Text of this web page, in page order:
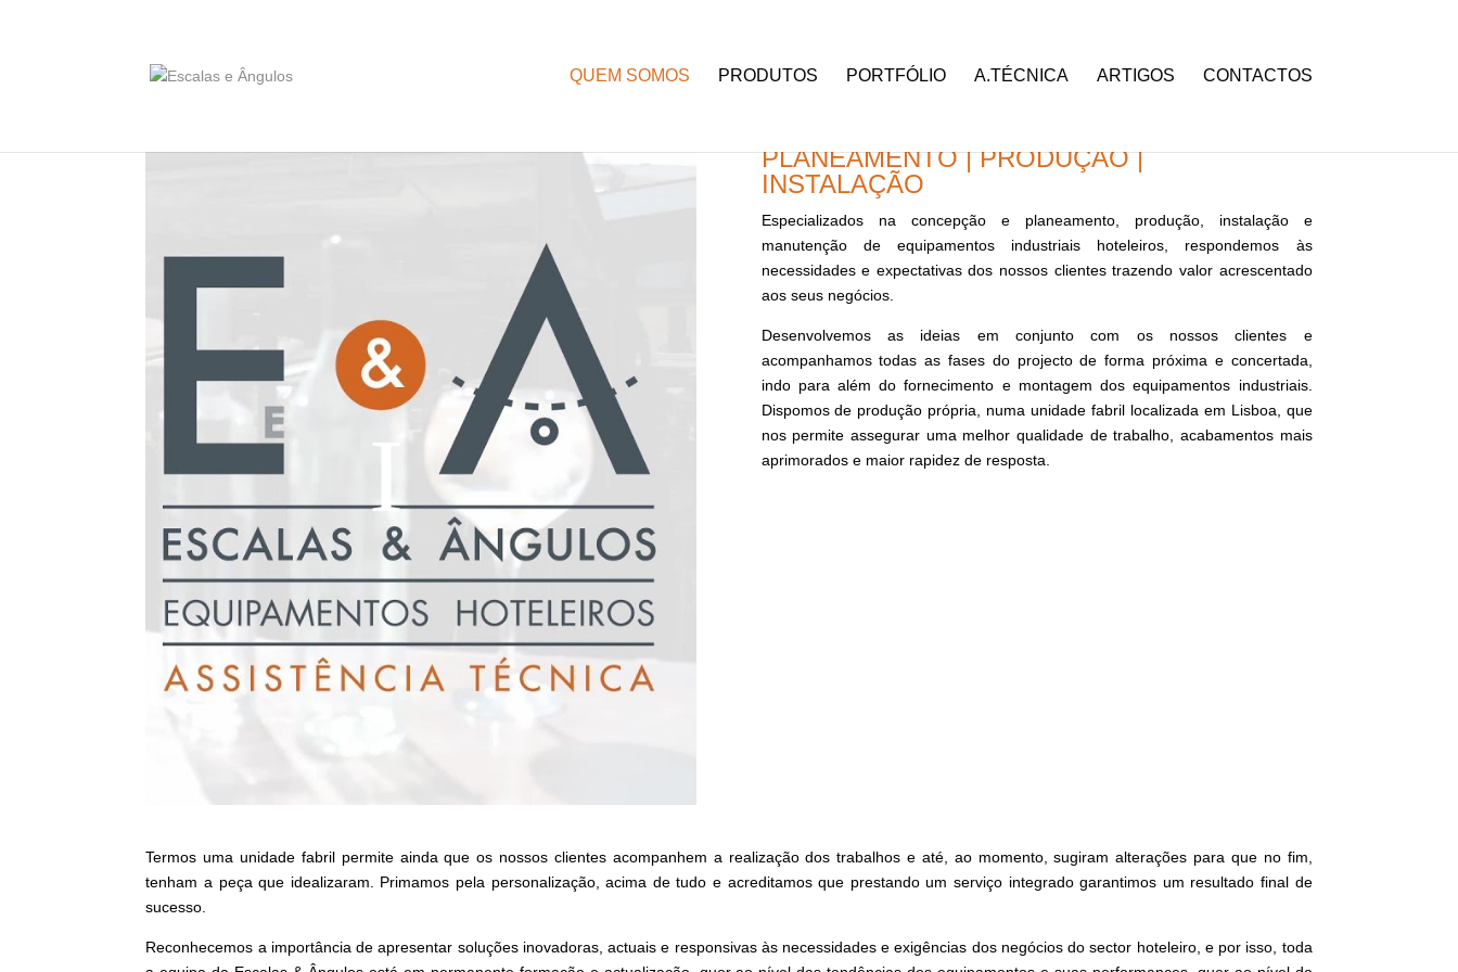
QUEM SOMOS PRODUTOS PORTFÓLIO A.TÉCNICA ARTIGOS CONTACTOS
PLANEAMENTO | PRODUÇÃO |
INSTALAÇÃO
Especializados na concepção e planeamento, produção, instalação e
manutenção de equipamentos industriais hoteleiros, respondemos às
necessidades e expectativas dos nossos clientes trazendo valor acrescentado
aos seus negócios.
Desenvolvemos as ideias em conjunto com os nossos clientes e
acompanhamos todas as fases do projecto de forma próxima e concertada,
indo para além do fornecimento e montagem dos equipamentos industriais.
Dispomos de produção própria, numa unidade fabril localizada em Lisboa, que
nos permite assegurar uma melhor qualidade de trabalho, acabamentos mais
aprimorados e maior rapidez de resposta.
Termos uma unidade fabril permite ainda que os nossos clientes acompanhem a realização dos trabalhos e até, ao momento, sugiram alterações para que no fim,
tenham a peça que idealizaram. Primamos pela personalização, acima de tudo e acreditamos que prestando um serviço integrado garantimos um resultado final de
sucesso.
Reconhecemos a importância de apresentar soluções inovadoras, actuais e responsivas às necessidades e exigências dos negócios do sector hoteleiro, e por isso, toda